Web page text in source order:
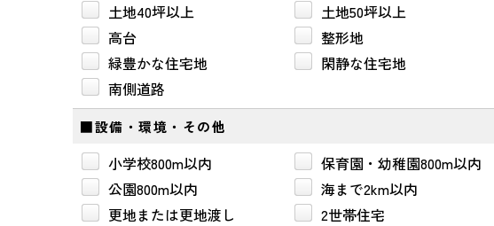
土地40坪以上
土地50坪以上
高台
整形地
緑豊かな住宅地
閑静な住宅地
南側道路
■設備・環境・その他
小学校800m以内 保育園・幼稚園800m以内
公園800m以内
海まで2km以内
更地または更地渡し
2世帯住宅